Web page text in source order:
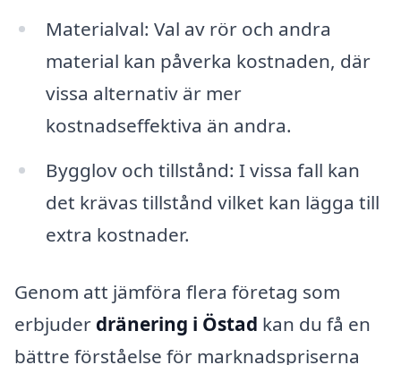
Materialval: Val av rör och andra
material kan påverka kostnaden, där
vissa alternativ är mer
kostnadseffektiva än andra.
Bygglov och tillstånd: I vissa fall kan
det krävas tillstånd vilket kan lägga till
extra kostnader.
Genom att jämföra flera företag som
erbjuder dränering i Östad kan du få en
bättre förståelse för marknadspriserna